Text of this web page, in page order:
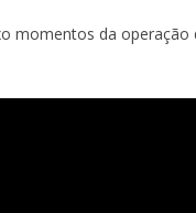
momentos da